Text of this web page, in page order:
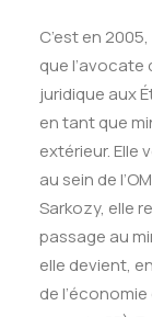
C’est en
que l’avocate
juridique aux
en tant que
extérieur. Elle
au sein de
Sarkozy, elle
passage au
elle devient,
de